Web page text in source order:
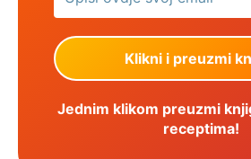
Jednim klikom preuzmi
receptima!